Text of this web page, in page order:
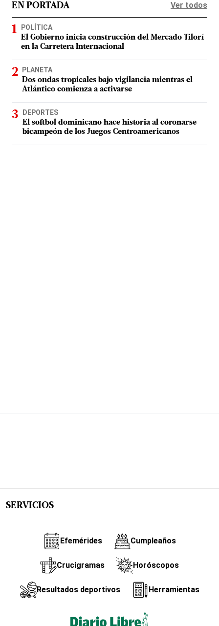
EN PORTADA Ver todos
POLÍTICA
El Gobierno inicia construcción del Mercado Tilorí
en la Carretera Internacional
PLANETA
Dos ondas tropicales bajo vigilancia mientras el
Atlántico comienza a activarse
DEPORTES
El softbol dominicano hace historia al coronarse
bicampeón de los Juegos Centroamericanos
SERVICIOS
Efemérides Cumpleaños
Crucigramas Horóscopos
Resultados deportivos Herramientas